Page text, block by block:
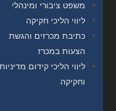
משפט ציבורי ומינהלי
ליווי הליכי חקיקה
כתיבת מכרזים והגשת
הצעות במכרז
ליווי הליכי קידום מדיניות
וחקיקה